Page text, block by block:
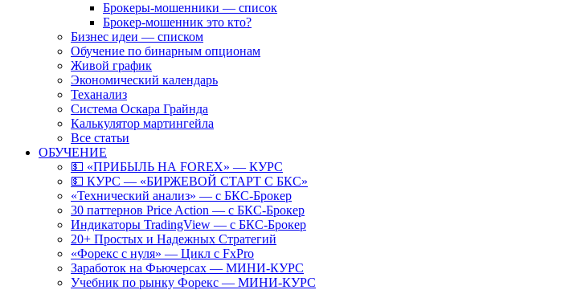
Брокеры-мошенники — список
Брокер-мошенник это кто?
Бизнес идеи — списком
Обучение по бинарным опционам
Живой график
Экономический календарь
Теханализ
Система Оскара Грайнда
Калькулятор мартингейла
Все статьи
ОБУЧЕНИЕ
💵 «ПРИБЫЛЬ НА FOREX» — КУРС
💵 КУРС — «БИРЖЕВОЙ СТАРТ С БКС»
«Технический анализ» — с БКС-Брокер
30 паттернов Price Action — с БКС-Брокер
Индикаторы TradingView — с БКС-Брокер
20+ Простых и Надежных Стратегий
«Форекс с нуля» — Цикл с FxPro
Заработок на Фьючерсах — МИНИ-КУРС
Учебник по рынку Форекс — МИНИ-КУРС